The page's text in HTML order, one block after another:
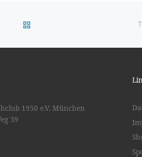
ZURÜCK ZUR
1950 e.V. München
39